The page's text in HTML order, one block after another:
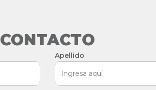
CONTACTO
Apellido